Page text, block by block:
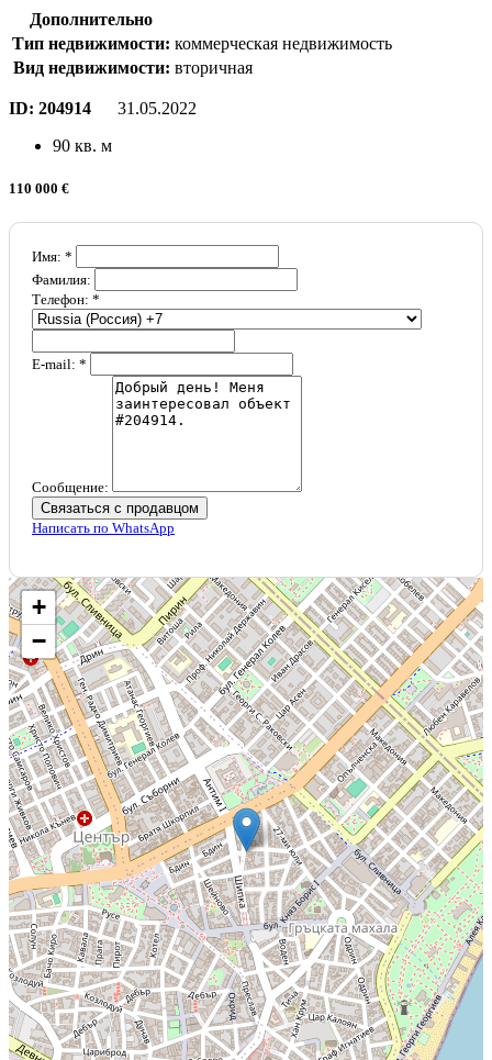
Дополнительно
Тип недвижимости: коммерческая недвижимость
Вид недвижимости: вторичная
ID: 204914
31.05.2022
90 кв. м
110 000 €
Имя: *
Фамилия:
Телефон: *
E-mail: *
Сообщение:
Связаться с продавцом
Написать по WhatsApp
+
−